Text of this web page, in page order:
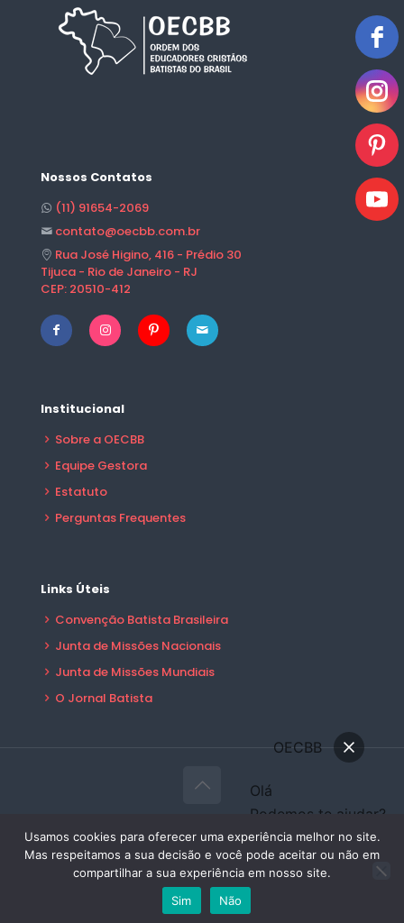
Nossos Contatos
(11) 91654-2069
contato@oecbb.com.br
Rua José Higino, 416 - Prédio 30
Tijuca - Rio de Janeiro - RJ
CEP: 20510-412
Institucional
Sobre a OECBB
Equipe Gestora
Estatuto
Perguntas Frequentes
Links Úteis
Convenção Batista Brasileira
Junta de Missões Nacionais
Junta de Missões Mundiais
O Jornal Batista
Desenvolvido por:Sales Publicidade
Área do Filiado
OECBB
Olá
Podemos te ajudar?
Conversar
Usamos cookies para oferecer uma experiência melhor no site.
Mas respeitamos a sua decisão e você pode aceitar ou não em
compartilhar a sua experiência em nosso site.
Sim
Não